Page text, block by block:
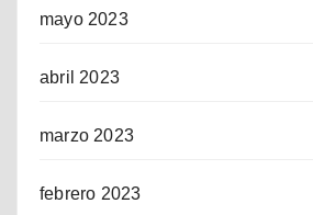
mayo 2023
abril 2023
marzo 2023
febrero 2023